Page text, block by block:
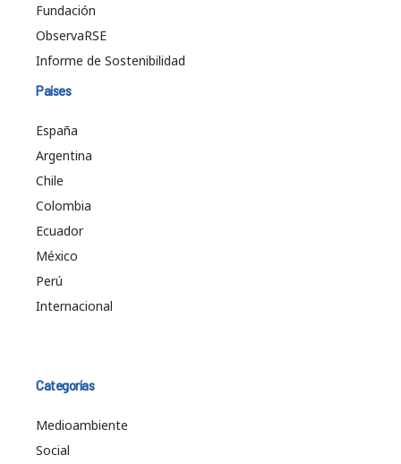
Fundación
ObservaRSE
Informe de Sostenibilidad
Países
España
Argentina
Chile
Colombia
Ecuador
México
Perú
Internacional
Categorías
Medioambiente
Social